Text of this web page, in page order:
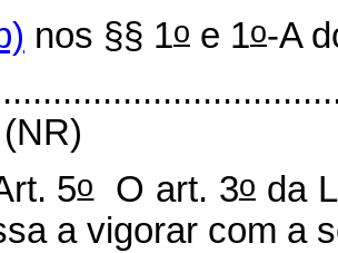
nos §§ 1o e 1o-A
(NR)
5oO art. 3o da
a vigorar com a